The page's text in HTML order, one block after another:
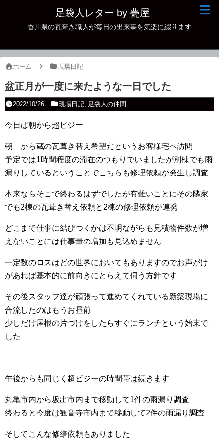
足袋人レター by 甍屋
香川県の瓦葺き職人が毎日の出来事を気楽に綴ります
ホーム 現場日記
盆正月が一度に来たような一日でした
2022/10/26 現場日記, 足袋人の仲間
今日は朝から超ビジー
朝一から蔵の瓦葺き替え希望だというお客様宅へ訪問
予定では1時間程度の滞在のつもりでいましたが別棟でも雨
漏りしているということでこちらも修理依頼が発生し調査
本来ならそこで終わるはずでしたが有難いことにその隣家
でも2棟の瓦葺き替え依頼と2棟の修理依頼が連発
どこまで仕事に結びつくかは不明ながらも見積物件数が増
えないことには仕事量の増加も見込めません
一定数のロスはどの世界においてもありますのでお声がけ
があれば基本的に前向きにとらえて伺う方針です
その後スタッフ達が頑張って進めてくれている新築現場に
合流したのはもうお昼前
少しだけ屋根の片づけをしたらすぐにランチという始末で
した
午後からも同じく超ビジーの時間帯は続きます
丸亀市内から坂出市内まで移動して1件の雨漏り調査
終わると今度は観音寺市内まで移動して2件の雨漏り調査
そしてこんな修繕依頼もありました
現場日記
古瓦
その他